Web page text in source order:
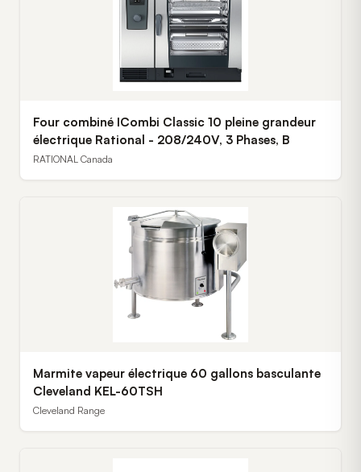
Four combiné ICombi Classic 10 pleine grandeur
électrique Rational - 208/240V, 3 Phases, B
RATIONAL Canada
Marmite vapeur électrique 60 gallons basculante
Cleveland KEL-60TSH
Cleveland Range